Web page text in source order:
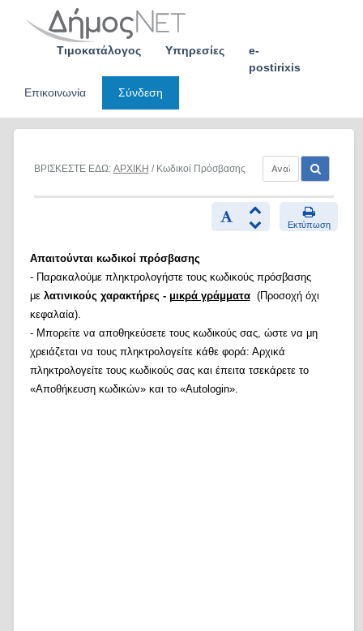
Τιμοκατάλογος Υπηρεσίες
e-
postirixis
Επικοινωνία
Σύνδεση
ΒΡΙΣΚΕΣΤΕ ΕΔΩ: ΑΡΧΙΚΗ / Κωδικοί Πρόσβασης
Εκτύπωση
Απαιτούνται κωδικοί πρόσβασης
- Παρακαλούμε πληκτρολογήστε τους κωδικούς πρόσβασης
με λατινικούς χαρακτήρες - μικρά γράμματα(Προσοχή όχι
κεφαλαία).
- Μπορείτε να αποθηκεύσετε τους κωδικούς σας, ώστε να μη
χρειάζεται να τους πληκτρολογείτε κάθε φορά: Αρχικά
πληκτρολογείτε τους κωδικούς σας και έπειτα τσεκάρετε το
«Αποθήκευση κωδικών» και το «Autologin».